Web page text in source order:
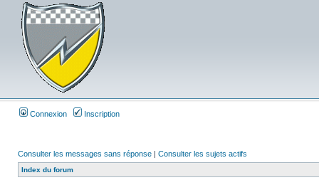
Connexion Inscription
Consulter les messages sans réponse | Consulter les sujets actifs
Index du forum